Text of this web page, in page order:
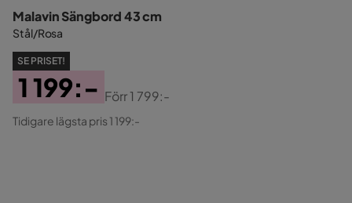
Malavin Sängbord 43 cm
Stål/Rosa
SE PRISET!
Pris
1 199:-
Original
Förr1 799:-
Tidigare lägsta pris 1 199:-